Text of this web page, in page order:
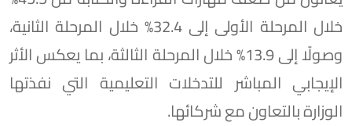
خلال المرحلة الأولى إلى 32.4% خلال المرحلة الثانية،
وصولًا إلى 13.9% خلال المرحلة الثالثة، بما يعكس الأثر
الإيجابي المباشر للتدخلات التعليمية التي نفذتها
الوزارة بالتعاون مع شركائها.